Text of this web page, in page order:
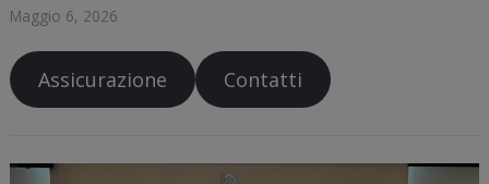
Maggio 6, 2026
Assicurazione Contatti